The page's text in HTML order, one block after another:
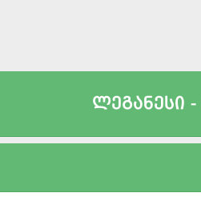
ლეგანესი -